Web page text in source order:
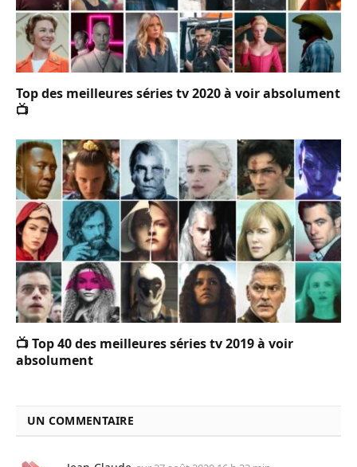
Top des meilleures séries tv 2020 à voir absolument
📺
📺 Top 40 des meilleures séries tv 2019 à voir
absolument
UN COMMENTAIRE